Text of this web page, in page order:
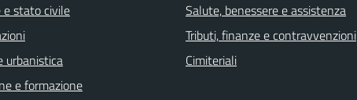
e stato civile
urbanistica
e formazione
Salute, benessere e assistenza
Tributi, finanze e contravvenzioni
Cimiteriali